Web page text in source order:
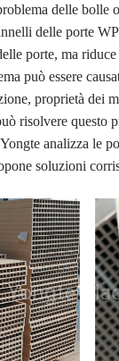
delle bolle
delle porte
porte, ma
può essere
proprietà dei
risolvere questo
analizza le
soluzioni